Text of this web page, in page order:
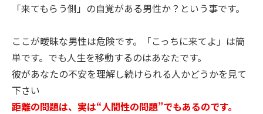
「来てもらう側」の自覚がある男性か？という事です。
ここが曖昧な男性は危険です。「こっちに来てよ」は簡
単です。でも人生を移動するのはあなたです。
彼があなたの不安を理解し続けられる人かどうかを見て
下さい
距離の問題は、実は“人間性の問題”でもあるのです。